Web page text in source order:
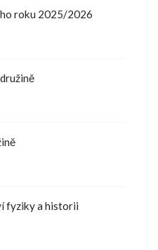
roku 2025/2026
fyziky a historii